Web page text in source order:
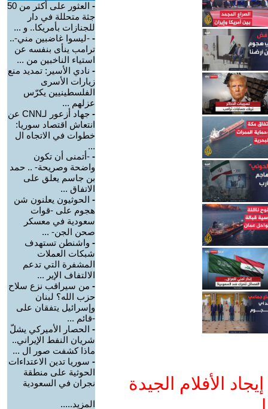
الأفلام الجيدة
-
العثور على أكثر من 50
جثة متحللة في دار
للجنازات بأمريكا.. و ...
- -ليسوا غاضبين مني-..
ترامب ينأى بنفسه عن
استياء الناخبين من ...
- نادي الأسير: تمديد منع
زيارات الأسرى
الفلسطينيين يكرّس
عزلهم ...
-
جهاد أزعور لـCNN عن
انتعاش اقتصاد سوريا:
خطوات في الاتجاه ال
...
- -أتمنى أن تكون
واضحة وصريحة- .. حمد
بن جاسم يعلق على
الاتفاق ...
- الحوثيون يعلنون شن
هجوم على -قوات
سعودية في معسكر
صحن الجن- ...
- واشنطن تستهدف
شبكات العملات
المشفرة التي تدعم
الالتفاف الإير ...
- من سيراقب نزع سلاح
حزب الله؟ لبنان
وإسرائيل يتفقان على
-قائم ...
- الحصار الأميركي يشلّ
شريان النفط الإيراني..
ماذا كشفت صور ال ...
- سوريا تدين الاعتداءات
الحوثية على منطقة
نجران في السعودية
المزيد.....